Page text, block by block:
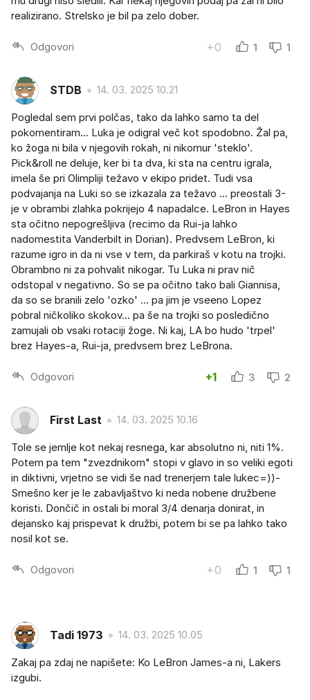
realizirano. Strelsko je bil pa zelo dober.
Odgovori +0 1 1
STDB 14. 03. 2025 10.21
Pogledal sem prvi polčas, tako da lahko samo ta del
pokomentiram... Luka je odigral več kot spodobno. Žal pa,
ko žoga ni bila v njegovih rokah, ni nikomur 'steklo'.
Pick&roll ne deluje, ker bi ta dva, ki sta na centru igrala,
imela še pri Olimpliji težavo v ekipo pridet. Tudi vsa
podvajanja na Luki so se izkazala za težavo ... preostali 3-
je v obrambi zlahka pokrijejo 4 napadalce. LeBron in Hayes
sta očitno nepogrešljiva (recimo da Rui-ja lahko
nadomestita Vanderbilt in Dorian). Predvsem LeBron, ki
razume igro in da ni vse v tem, da parkiraš v kotu na trojki.
Obrambno ni za pohvalit nikogar. Tu Luka ni prav nič
odstopal v negativno. So se pa očitno tako bali Giannisa,
da so se branili zelo 'ozko' ... pa jim je vseeno Lopez
pobral ničkoliko skokov... pa še na trojki so posledično
zamujali ob vsaki rotaciji žoge. Ni kaj, LA bo hudo 'trpel'
brez Hayes-a, Rui-ja, predvsem brez LeBrona.
Odgovori +1 3 2
First Last 14. 03. 2025 10.16
Tole se jemlje kot nekaj resnega, kar absolutno ni, niti 1%.
Potem pa tem "zvezdnikom" stopi v glavo in so veliki egoti
in diktivni, vrjetno se vidi še nad trenerjem tale lukec=))-
Smešno ker je le zabavljaštvo ki neda nobene družbene
koristi. Dončič in ostali bi moral 3/4 denarja donirat, in
dejansko kaj prispevat k družbi, potem bi se pa lahko tako
nosil kot se.
Odgovori +0 1 1
Tadi 1973 14. 03. 2025 10.05
Zakaj pa zdaj ne napišete: Ko LeBron James-a ni, Lakers
izgubi.